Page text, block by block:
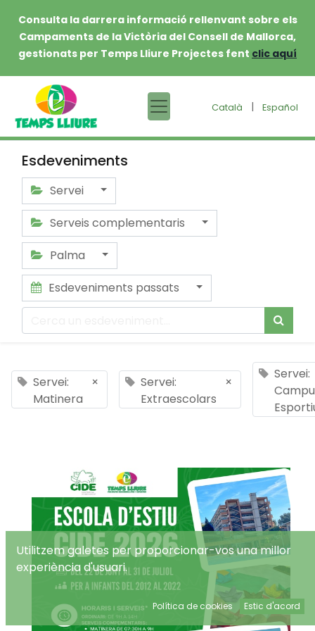
Consulta la darrera informació rellenvant sobre els
Campaments de la Victòria del Consell de Mallorca,
gestionats per Temps Lliure Projectes fent clic aquí
Català | Español
Esdeveniments
Servei
Serveis complementaris
Palma
Esdeveniments passats
Servei:
Matinera
×
Servei:
Extraescolars
×
Servei:
Utilitzem galetes per proporcionar-vos una millor
experiència d'usuari.
Política de cookies Estic d'acord